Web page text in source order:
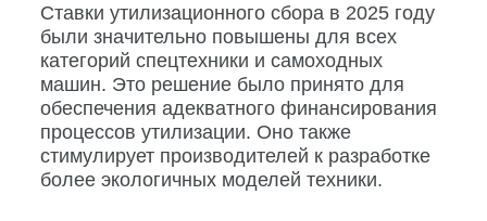
Ставки утилизационного сбора в 2025 году
были значительно повышены для всех
категорий спецтехники и самоходных
машин. Это решение было принято для
обеспечения адекватного финансирования
процессов утилизации. Оно также
стимулирует производителей к разработке
более экологичных моделей техники.